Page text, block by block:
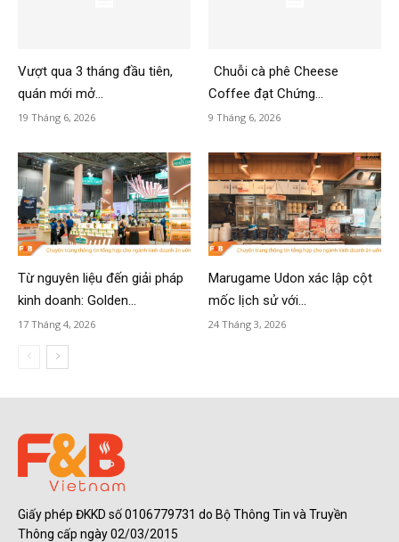
Vượt qua 3 tháng đầu tiên,
quán mới mở...
19 Tháng 6, 2026
Chuỗi cà phê Cheese
Coffee đạt Chứng...
9 Tháng 6, 2026
Từ nguyên liệu đến giải pháp
kinh doanh: Golden...
17 Tháng 4, 2026
Marugame Udon xác lập cột
mốc lịch sử với...
24 Tháng 3, 2026
Giấy phép ĐKKD số 0106779731 do Bộ Thông Tin và Truyền
Thông cấp ngày 02/03/2015